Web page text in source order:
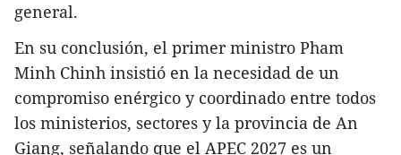
general.
En su conclusión, el primer ministro Pham
Minh Chinh insistió en la necesidad de un
compromiso enérgico y coordinado entre todos
los ministerios, sectores y la provincia de An
Giang, señalando que el APEC 2027 es un